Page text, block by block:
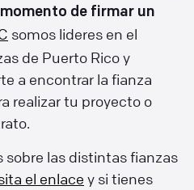
de firmar un
somos lideres en el
de Puerto Rico y
a encontrar la fianza
realizar tu proyecto o
sobre las distintas fianzas
el enlace y si tienes